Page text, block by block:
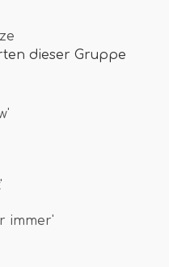
dieser Gruppe
immer'